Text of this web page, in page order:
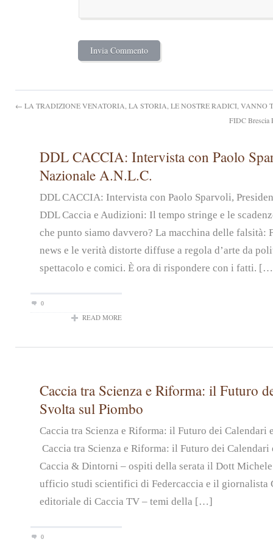
← LA TRADIZIONE VENATORIA, LA STORIA, LE NOSTRE RADICI, VANNO
FIDC Brescia
DDL CACCIA: Intervista con Paolo
Nazionale A.N.L.C.
DDL CACCIA: Intervista con Paolo Sparvoli,
DDL Caccia e Audizioni: Il tempo stringe e le
che punto siamo davvero? La macchina delle falsità:
news e le verità distorte diffuse a regola d’arte da
spettacolo e comici. È ora di rispondere con i fatti.
0
READ MORE
Caccia tra Scienza e Riforma: il Futuro
Svolta sul Piombo
Caccia tra Scienza e Riforma: il Futuro dei
Caccia tra Scienza e Riforma: il Futuro dei Calendari
Caccia & Dintorni – ospiti della serata il Dott
ufficio studi scientifici di Federcaccia e il giornalista
editoriale di Caccia TV – temi della […]
0